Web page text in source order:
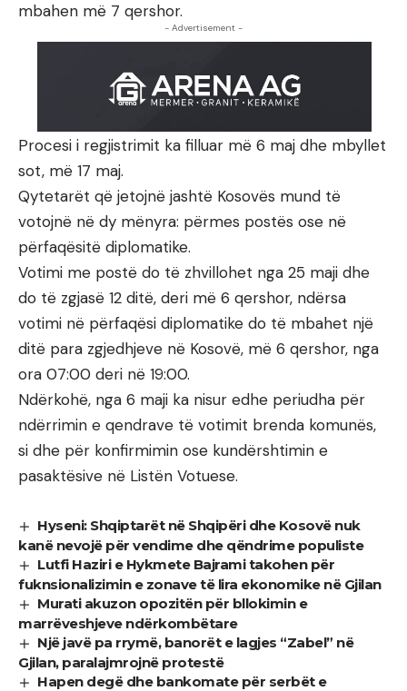
mbahen më 7 qershor.
- Advertisement -
Procesi i regjistrimit ka filluar më 6 maj dhe mbyllet
sot, më 17 maj.
Qytetarët që jetojnë jashtë Kosovës mund të
votojnë në dy mënyra: përmes postës ose në
përfaqësitë diplomatike.
Votimi me postë do të zhvillohet nga 25 maji dhe
do të zgjasë 12 ditë, deri më 6 qershor, ndërsa
votimi në përfaqësi diplomatike do të mbahet një
ditë para zgjedhjeve në Kosovë, më 6 qershor, nga
ora 07:00 deri në 19:00.
Ndërkohë, nga 6 maji ka nisur edhe periudha për
ndërrimin e qendrave të votimit brenda komunës,
si dhe për konfirmimin ose kundërshtimin e
pasaktësive në Listën Votuese.
Hyseni: Shqiptarët në Shqipëri dhe Kosovë nuk
kanë nevojë për vendime dhe qëndrime populiste
Lutfi Haziri e Hykmete Bajrami takohen për
fuknsionalizimin e zonave të lira ekonomike në Gjilan
Murati akuzon opozitën për bllokimin e
marrëveshjeve ndërkombëtare
Një javë pa rrymë, banorët e lagjes “Zabel” në
Gjilan, paralajmrojnë protestë
Hapen degë dhe bankomate për serbët e